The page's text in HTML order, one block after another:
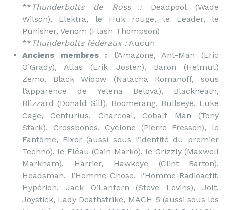
** Thunderbolts de Ross : Deadpool (Wade
Wilson), Elektra, le Huk rouge, le Leader, le
Punisher, Venom (Flash Thompson)
** Thunderbolts fédéraux : Aucun
Anciens membres : l’Amazone, Ant-Man (Eric
O’Grady), Atlas (Erik Josten), Baron (Helmut)
Zemo, Black Widow (Natacha Romanoff, sous
l’apparence de Yelena Belova), Blackheath,
Blizzard (Donald Gill), Boomerang, Bullseye, Luke
Cage, Centurius, Charcoal, Cobalt Man (Tony
Stark), Crossbones, Cyclone (Pierre Fresson), le
Fantôme, Fixer (aussi sous l’identité du premier
Techno), le Fléau (Cain Marko), le Grizzly (Maxwell
Markham), Harrier, Hawkeye (Clint Barton),
Headsman, l’Homme-Chose, l’Homme-Radioactif,
Hypérion, Jack O’Lantern (Steve Levins), Jolt,
Joystick, Lady Deathstrike, MACH-5 (aussi sous les